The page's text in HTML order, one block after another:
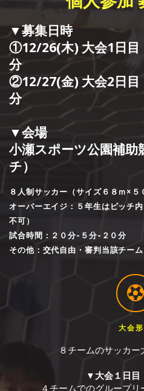
▼募集日時
①12/26(木) 大会1日
分
②12/27(金) 大会2日
分
▼会場
小瀬スポーツ公園補助
チ）
８人制サッカー（サイズ６８ｍ×５
オーバーエイジ：５年生はピッチ
不可）
試合時間：２０分-５分-２０分
その他：交代自由・審判当該チー
大会
８チームのサッカー
▼大会１日目
４チームでのグループリ